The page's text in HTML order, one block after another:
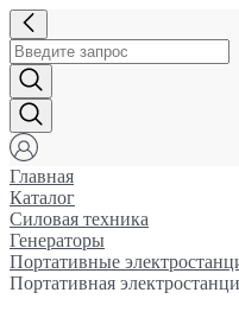
Главная
Каталог
Силовая техника
Генераторы
Портативные
Портативная